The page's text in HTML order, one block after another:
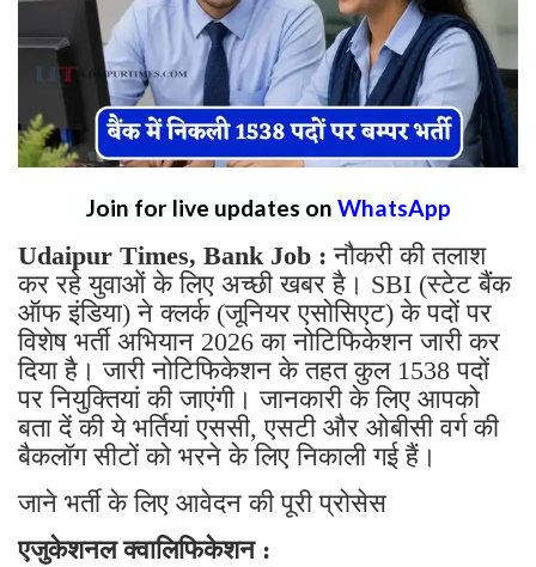
Join for live updates on WhatsApp
Udaipur Times, Bank Job :नौकरी की तलाश
कर रहे युवाओं के लिए अच्छी खबर है। SBI (स्टेट बैंक
ऑफ इंडिया) ने क्लर्क (जूनियर एसोसिएट) के पदों पर
विशेष भर्ती अभियान 2026 का नोटिफिकेशन जारी कर
दिया है। जारी नोटिफिकेशन के तहत कुल 1538 पदों
पर नियुक्तियां की जाएंगी। जानकारी के लिए आपको
बता दें की ये भर्तियां एससी, एसटी और ओबीसी वर्ग की
बैकलॉग सीटों को भरने के लिए निकाली गई हैं।
जाने भर्ती के लिए आवेदन की पूरी प्रोसेस
एजुकेशनल क्वालिफिकेशन :